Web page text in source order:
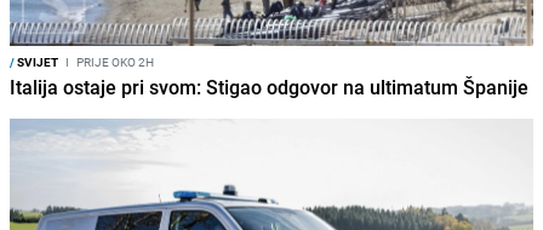
/SVIJET I PRIJE OKO 2H
Italija ostaje pri svom: Stigao odgovor na ultimatum Španije